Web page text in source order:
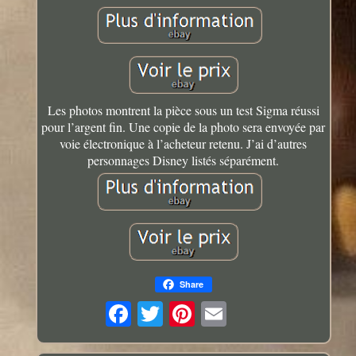
Les photos montrent la pièce sous un test Sigma réussi
pour l’argent fin. Une copie de la photo sera envoyée par
voie électronique à l’acheteur retenu. J’ai d’autres
personnages Disney listés séparément.
Share